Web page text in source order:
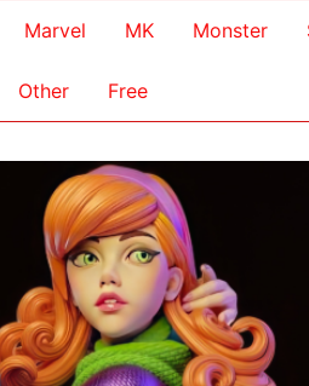
Marvel MK Monster
Other Free